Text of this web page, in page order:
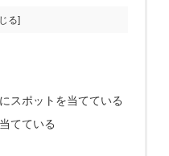
スポットを当てている
てている